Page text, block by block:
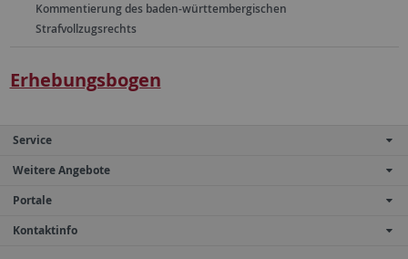
Kommentierung des baden-württembergischen
Strafvollzugsrechts
Erhebungsbogen
Service
Weitere Angebote
Portale
Kontaktinfo